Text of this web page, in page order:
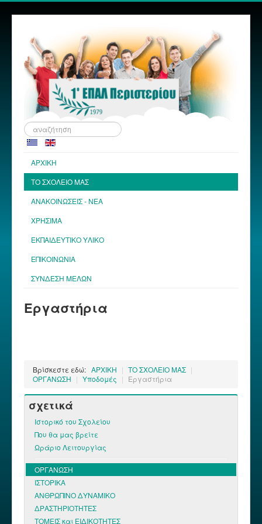
Αναζήτηση...
ΑΡΧΙΚΗ
ΤΟ ΣΧΟΛΕΙΟ ΜΑΣ
ΑΝΑΚΟΙΝΩΣΕΙΣ - ΝΕΑ
ΧΡΗΣΙΜΑ
ΕΚΠΑΙΔΕΥΤΙΚΟ ΥΛΙΚΟ
ΕΠΙΚΟΙΝΩΝΙΑ
ΣΥΝΔΕΣΗ ΜΕΛΩΝ
Εργαστήρια
Βρίσκεστε εδώ: ΑΡΧΙΚΗ | ΤΟ ΣΧΟΛΕΙΟ ΜΑΣ |
ΟΡΓΑΝΩΣΗ | Υποδομές | Εργαστήρια
σχετικά
Ιστορικό του Σχολείου
Που θα μας βρείτε
Ωράριο Λειτουργίας
Διαχωριστής Κατηγορίας ΣΧΟΛΕΙΟ
ΟΡΓΑΝΩΣΗ
ΙΣΤΟΡΙΚΑ
ΑΝΘΡΩΠΙΝΟ ΔΥΝΑΜΙΚΟ
ΔΡΑΣΤΗΡΙΟΤΗΤΕΣ
ΤΟΜΕΙΣ και ΕΙΔΙΚΟΤΗΤΕΣ